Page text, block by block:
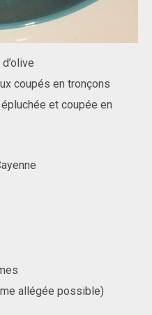
coupés en tronçons
et coupée en
allégée possible)